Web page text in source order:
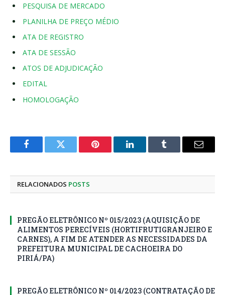
PESQUISA DE MERCADO
PLANILHA DE PREÇO MÉDIO
ATA DE REGISTRO
ATA DE SESSÃO
ATOS DE ADJUDICAÇÃO
EDITAL
HOMOLOGAÇÃO
FacebookTwitter Pinterest LinkedInTumblr
E-
RELACIONADOS POSTS
PREGÃO ELETRÔNICO Nº 015/2023 (AQUISIÇÃO DE
ALIMENTOS PERECÍVEIS (HORTIFRUTIGRANJEIRO E
CARNES), A FIM DE ATENDER AS NECESSIDADES DA
PREFEITURA MUNICIPAL DE CACHOEIRA DO
PIRIÁ/PA)
PREGÃO ELETRÔNICO Nº 014/2023 (CONTRATAÇÃO DE